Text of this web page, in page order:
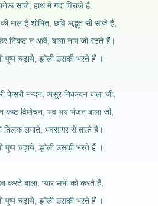
साजे, हाथ में गदा विराजे है,
माल है शोभित, छवि अद्भुत सी साजे है,
निकट न आवें, बाला नाम जो रटते हैं।
पुष्प चढ़ाये, झोली उसकी भरते हैं ।
केसरी नन्दन, असुर निकन्दन बाला जी,
कष्ट विमोचन, भव भय भंजन बाला जी,
तिलक लगाते, भवसागर से तरते हैं।
पुष्प चढ़ाये, झोली उसकी भरते हैं ।
करते बाला, प्यार सभी को करते हैं,
पुष्प चढ़ाये, झोली उसकी भरते हैं ।